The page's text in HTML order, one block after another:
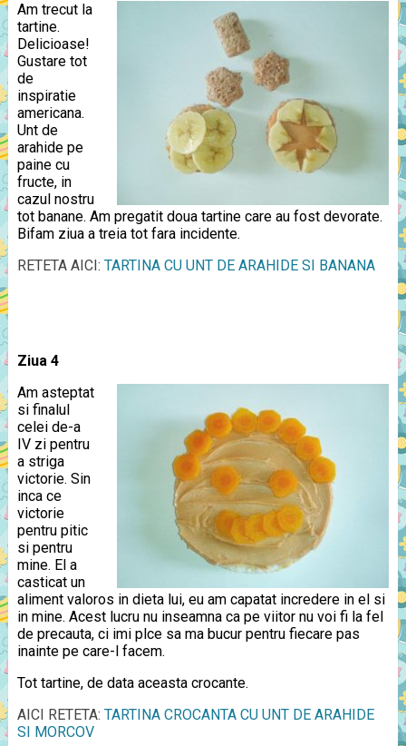
Am trecut la
tartine.
Delicioase!
Gustare tot
de
inspiratie
americana.
Unt de
arahide pe
paine cu
fructe, in
cazul nostru
tot banane. Am pregatit doua tartine care au fost devorate.
Bifam ziua a treia tot fara incidente.
RETETA AICI: TARTINA CU UNT DE ARAHIDE SI BANANA
Ziua 4
Am asteptat
si finalul
celei de-a
IV zi pentru
a striga
victorie. Sin
inca ce
victorie
pentru pitic
si pentru
mine. El a
casticat un
aliment valoros in dieta lui, eu am capatat incredere in el si
in mine. Acest lucru nu inseamna ca pe viitor nu voi fi la fel
de precauta, ci imi plce sa ma bucur pentru fiecare pas
inainte pe care-l facem.
Tot tartine, de data aceasta crocante.
AICI RETETA: TARTINA CROCANTA CU UNT DE ARAHIDE
SI MORCOV